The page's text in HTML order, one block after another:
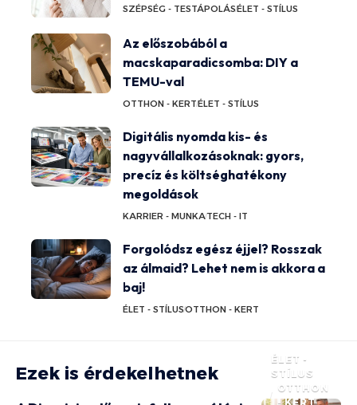
SZÉPSÉG - TESTÁPOLÁSÉLET - STÍLUS
Az előszobából a
macskaparadicsomba: DIY a
TEMU-val
OTTHON - KERTÉLET - STÍLUS
Digitális nyomda kis- és
nagyvállalkozásoknak: gyors,
precíz és költséghatékony
megoldások
KARRIER - MUNKATECH - IT
Forgolódsz egész éjjel? Rosszak
az álmaid? Lehet nem is akkora a
baj!
ÉLET - STÍLUSOTTHON - KERT
Ezek is érdekelhetnek
ÉLET -
STÍLUS
OTTHON
- KERT